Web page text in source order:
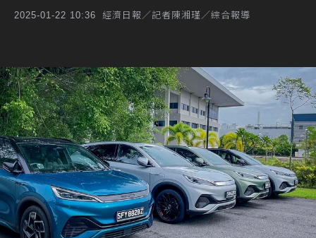
2025-01-22 10:36 經濟日報／記者陳湘瑾／綜合報導